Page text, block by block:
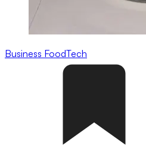
Business FoodTech